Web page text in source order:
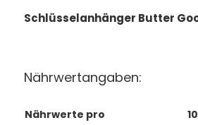
Schlüsselanhänger Butter
Nährwertangaben:
Nährwerte pro